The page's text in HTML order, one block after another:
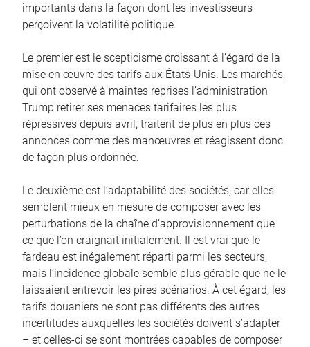
importants dans la façon dont les investisseurs
perçoivent la volatilité politique.
Le premier est le scepticisme croissant à l’égard de la
mise en œuvre des tarifs aux États-Unis. Les marchés,
qui ont observé à maintes reprises l’administration
Trump retirer ses menaces tarifaires les plus
répressives depuis avril, traitent de plus en plus ces
annonces comme des manœuvres et réagissent donc
de façon plus ordonnée.
Le deuxième est l’adaptabilité des sociétés, car elles
semblent mieux en mesure de composer avec les
perturbations de la chaîne d’approvisionnement que
ce que l’on craignait initialement. Il est vrai que le
fardeau est inégalement réparti parmi les secteurs,
mais l’incidence globale semble plus gérable que ne le
laissaient entrevoir les pires scénarios. À cet égard, les
tarifs douaniers ne sont pas différents des autres
incertitudes auxquelles les sociétés doivent s’adapter
– et celles-ci se sont montrées capables de composer